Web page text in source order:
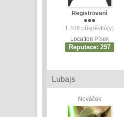
Registrovaní
1 406 příspěvků(y)
Location Písek
Reputace: 297
Lubajs
Nováček